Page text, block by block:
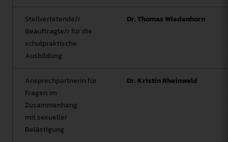
Stellvertetende/r
Beauftragte/r für die
schulpraktische
Ausbildung
Dr. Thomas Wiedenhorn
Ansprechpartnerin für
Fragen im
Zusammenhang
mit sexueller
Belästigung
Dr. Kristin Rheinwald